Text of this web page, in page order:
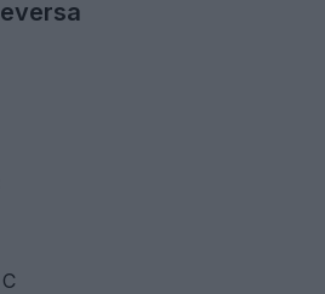
A Mantra)
A Mantra)
W e A Mantra)
Mantra)
e A Mantra)
W e A Mantra)
A Mantra)
W e T Mantra)
W e A Mantra)
A Mantra)
C Mantra)